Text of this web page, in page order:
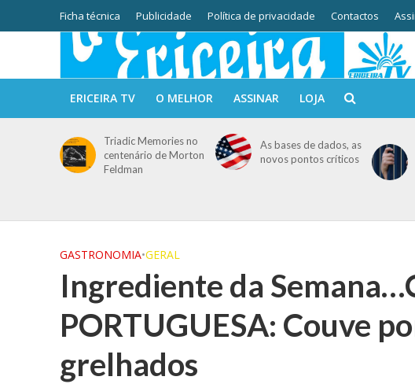
Ficha técnica Publicidade Política de privacidade Contactos
ERICEIRA TV O MELHOR ASSINAR LOJA
Triadic Memories no
centenário de Morton
Feldman
As bases de dados, as
novos pontos críticos
GASTRONOMIA•GERAL
Ingrediente da
PORTUGUESA: Couve
grelhados